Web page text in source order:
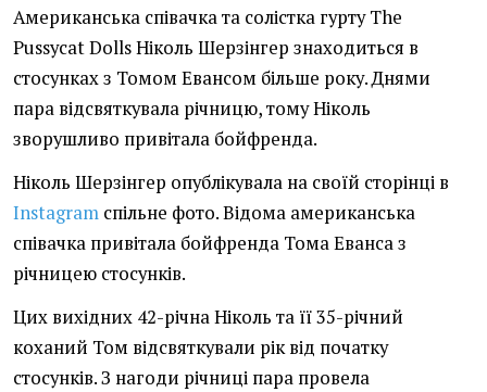
Американська співачка та солістка гурту The
Pussycat Dolls Ніколь Шерзінгер знаходиться в
стосунках з Томом Евансом більше року. Днями
пара відсвяткувала річницю, тому Ніколь
зворушливо привітала бойфренда.
Ніколь Шерзінгер опублікувала на своїй сторінці в
Instagram спільне фото. Відома американська
співачка привітала бойфренда Тома Еванса з
річницею стосунків.
Цих вихідних 42-річна Ніколь та її 35-річний
коханий Том відсвяткували рік від початку
стосунків. З нагоди річниці пара провела